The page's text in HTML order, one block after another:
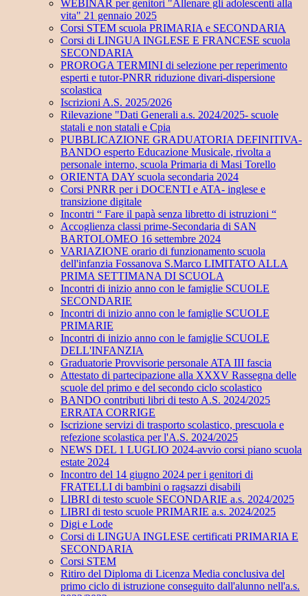
WEBINAR per genitori "Allenare gli adolescenti alla
vita" 21 gennaio 2025
Corsi STEM scuola PRIMARIA e SECONDARIA
Corsi di LINGUA INGLESE E FRANCESE scuola
SECONDARIA
PROROGA TERMINI di selezione per reperimento
esperti e tutor-PNRR riduzione divari-dispersione
scolastica
Iscrizioni A.S. 2025/2026
Rilevazione "Dati Generali a.s. 2024/2025- scuole
statali e non statali e Cpia
PUBBLICAZIONE GRADUATORIA DEFINITIVA-
BANDO esperto Educazione Musicale, rivolta a
personale interno, scuola Primaria di Masi Torello
ORIENTA DAY scuola secondaria 2024
Corsi PNRR per i DOCENTI e ATA- inglese e
transizione digitale
Incontri “ Fare il papà senza libretto di istruzioni “
Accoglienza classi prime-Secondaria di SAN
BARTOLOMEO 16 settembre 2024
VARIAZIONE orario di funzionamento scuola
dell'infanzia Fossanova S.Marco LIMITATO ALLA
PRIMA SETTIMANA DI SCUOLA
Incontri di inizio anno con le famiglie SCUOLE
SECONDARIE
Incontri di inizio anno con le famiglie SCUOLE
PRIMARIE
Incontri di inizio anno con le famiglie SCUOLE
DELL'INFANZIA
Graduatorie Provvisorie personale ATA III fascia
Attestato di partecipazione alla XXXV Rassegna delle
scuole del primo e del secondo ciclo scolastico
BANDO contributi libri di testo A.S. 2024/2025
ERRATA CORRIGE
Iscrizione servizi di trasporto scolastico, prescuola e
refezione scolastica per l'A.S. 2024/2025
NEWS DEL 1 LUGLIO 2024-avvio corsi piano scuola
estate 2024
Incontro del 14 giugno 2024 per i genitori di
FRATELLI di bambini o ragsazzi disabili
LIBRI di testo scuole SECONDARIE a.s. 2024/2025
LIBRI di testo scuole PRIMARIE a.s. 2024/2025
Digi e Lode
Corsi di LINGUA INGLESE certificati PRIMARIA E
SECONDARIA
Corsi STEM
Ritiro del Diploma di Licenza Media conclusiva del
primo ciclo di istruzione conseguito dall'alunno nell'a.s.